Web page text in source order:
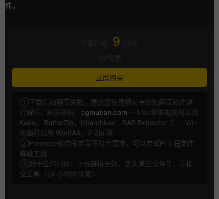
件。
9
立即购买
①下载后如解压失败，建议您使用相对专业的解压软件进
行解压，解压密码： cgmuban.com -- Mac苹果电脑可以用
Keka ， BetterZip ， Unarchiver， RAR Extractor 等 -- Win
电脑可以用 WinRAR ， 7-Zip 等
②Premiere软件版本号不符合要求，可以尝试Pr工程文件
降级工具
③对于任何问题：下载链接无效，丢失某些文件等，请提
交工单 （24 小时内修复）